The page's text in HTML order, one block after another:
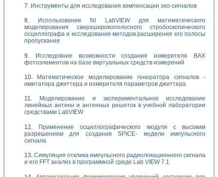
Инструменты для исследования компенсации эхо-сигналов
Использование NI LabVIEW для математического
моделирования сверхширокополосного стробоскопического
осциллографа и исследования методов расширения его полосы
пропускания
Исследовние возможности создания измерителя ВАХ
фотоэлементов на базе виртуальных средств измерений
Математическое моделирование генератора сигналов -
имитатора джиттера и измерителя параметров джиттера
Моделирование и экспериментальное исследование
линейных антенн и антенных решеток в учебной лаборатории
средствами LabVIEW
Применение осциллографического модуля с высоким
разрешением для создания SPICE- модели импульсного
сигнала
Симуляция отклика импульсного радиолокационного сигнала
и его FFT анализ в программной среде Lab VIEW 7.1